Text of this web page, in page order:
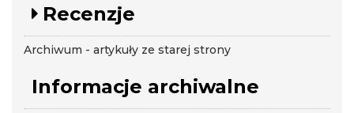
Recenzje
Archiwum - artykuły ze starej strony
Informacje archiwalne